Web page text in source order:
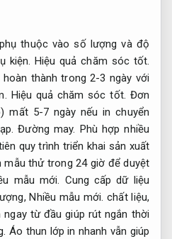
thuộc vào số lượng và độ
kiện. Hiệu quả chăm sóc tốt.
thành trong 2-3 ngày với
Hiệu quả chăm sóc tốt. Đơn
mất 5-7 ngày nếu in chuyển
Đường may. Phù hợp nhiều
quy trình triển khai sản xuất
mẫu thử trong 24 giờ để duyệt
mẫu mới. Cung cấp dữ liệu
Nhiều mẫu mới. chất liệu,
ngay từ đầu giúp rút ngắn thời
Áo thun lớp in nhanh vẫn giúp